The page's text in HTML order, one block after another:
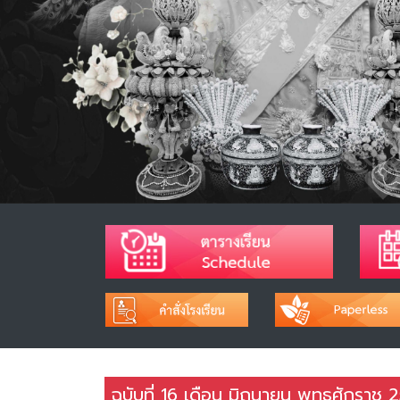
ฉบับที่ 16 เดือน มิถุนายน พุทธศักราช